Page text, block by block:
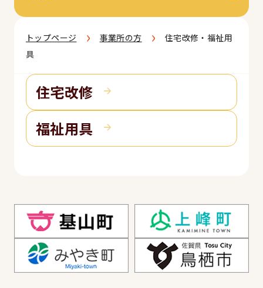
トップページ › 事業所の方 ›
住宅改修・福祉用
具
住宅改修
福祉用具